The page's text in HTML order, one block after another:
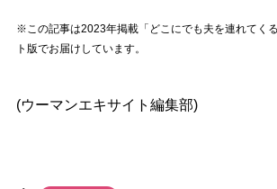
※この記事は2023年掲載「どこにでも夫を連れてく
ト版でお届けしています。
(ウーマンエキサイト編集部)